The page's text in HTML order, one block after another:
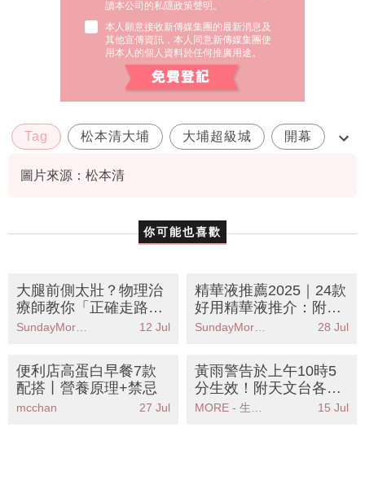
本人願意接收新傳媒集團的最新消息及
其他宣傳資訊，本人同意新傳媒集團使
用本人的個人資料於任何推廣用途。
Tag 松本清大埔 大埔超級城 開幕
地址
你可能也喜歡
療師教你「正確走路」
丨6個動作KO假性粗腿
告別大象腿
12 Jul
好用精華液推介：附精
華液正確用法及使用順
序
SundayMore編輯部 28 Jul
配搭丨營養原理+禁忌
mcchan 27 Jul
分生效！附天文台各區
雨量分佈圖
MORE - 生活品味 15 Jul